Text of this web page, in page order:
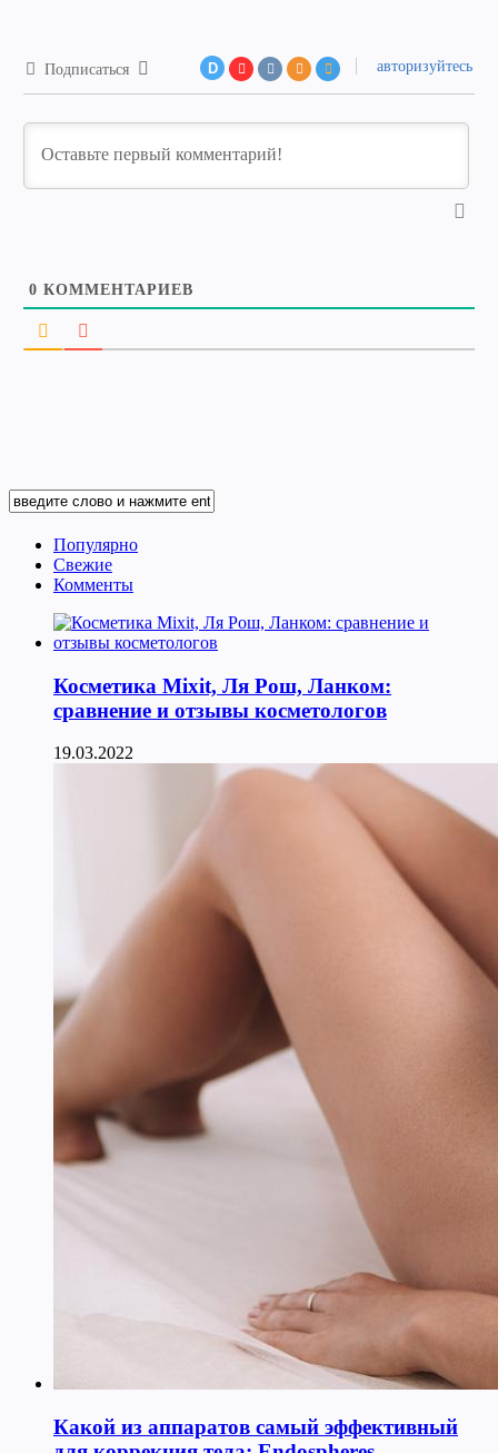
Подписаться D авторизуйтесь
0 КОММЕНТАРИЕВ
Популярно
Свежие
Комменты
Косметика Мixit, Ля Рош, Ланком:
сравнение и отзывы косметологов
19.03.2022
Какой из аппаратов самый эффективный